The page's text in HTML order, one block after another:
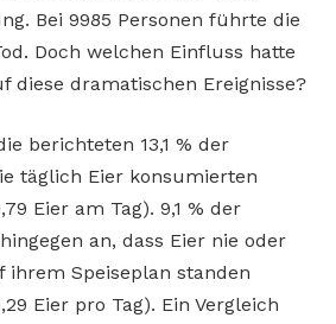
Bei 9985 Personen führte die
Doch welchen Einfluss hatte
diese dramatischen Ereignisse?
berichteten 13,1 % der
täglich Eier konsumierten
Eier am Tag). 9,1 % der
an, dass Eier nie oder
ihrem Speiseplan standen
Eier pro Tag). Ein Vergleich